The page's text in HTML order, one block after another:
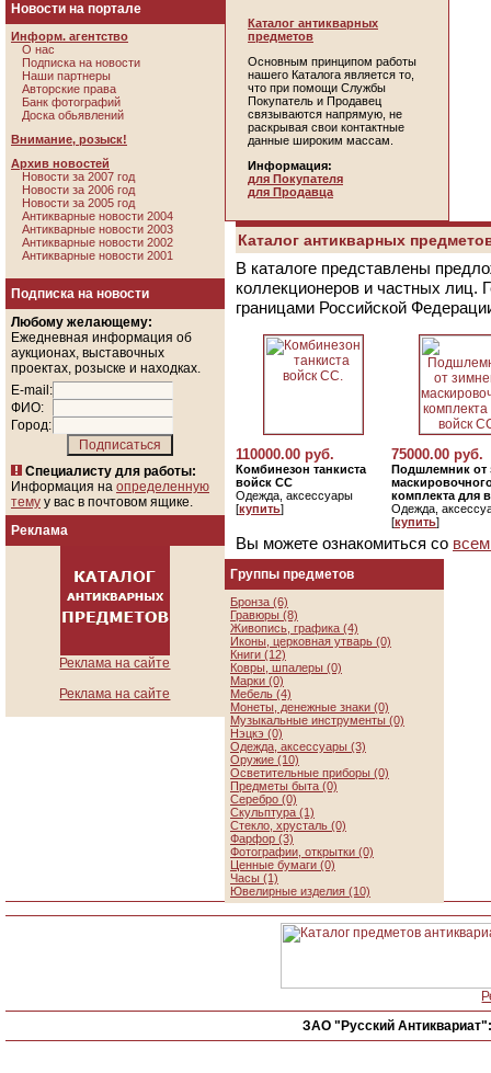
Новости на портале
Информ. агентство
О нас
Подписка на новости
Наши партнеры
Авторские права
Банк фотографий
Доска обьявлений
Внимание, розыск!
Архив новостей
Новости за 2007 год
Новости за 2006 год
Новости за 2005 год
Антикварные новости 2004
Антикварные новости 2003
Антикварные новости 2002
Антикварные новости 2001
Подписка на новости
Любому желающему:
Ежедневная информация об
аукционах, выставочных
проектах, розыске и находках.
E-mail:
ФИО:
Город:
Специалисту для работы:
Информация на определенную
тему у вас в почтовом ящике.
Реклама
Реклама на сайте
Реклама на сайте
Каталог антикварных
предметов
Основным принципом работы
нашего Каталога является то,
что при помощи Службы
Покупатель и Продавец
связываются напрямую, не
раскрывая свои контактные
данные широким массам.
Информация:
для Покупателя
для Продавца
Каталог антикварных
В каталоге представлены
коллекционеров и частных лиц.
границами Российской
110000.00 руб.
Комбинезон танкиста
войск СС
Одежда, аксессуары
[купить]
75000.00 руб.
Подшлемник от
комплекта для
Одежда,
[купить]
Вы можете ознакомиться со
Группы предметов
Бронза (6)
Гравюры (8)
Живопись, графика (4)
Иконы, церковная утварь (0)
Книги (12)
Ковры, шпалеры (0)
Марки (0)
Мебель (4)
Монеты, денежные знаки (0)
Музыкальные инструменты (0)
Нэцкэ (0)
Одежда, аксессуары (3)
Оружие (10)
Осветительные приборы (0)
Предметы быта (0)
Серебро (0)
Скульптура (1)
Стекло, хрусталь (0)
Фарфор (3)
Фотографии, открытки (0)
Ценные бумаги (0)
Часы (1)
Ювелирные изделия (10)
ЗАО "Русский Антиквариат":